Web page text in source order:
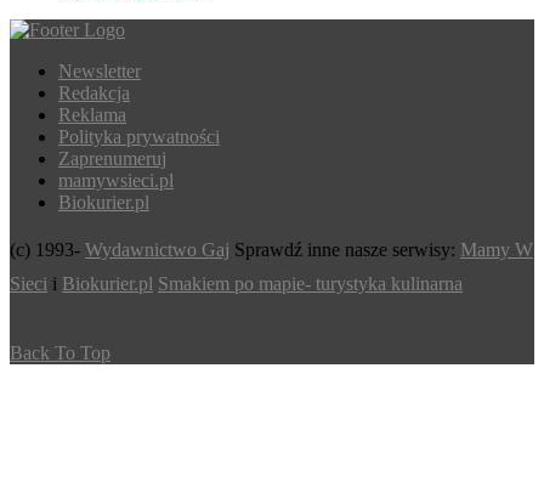
Newsletter
Redakcja
Reklama
Polityka prywatności
Zaprenumeruj
mamywsieci.pl
Biokurier.pl
(c) 1993- Wydawnictwo Gaj Sprawdź inne nasze serwisy: Mamy W
Sieci i Biokurier.pl Smakiem po mapie- turystyka kulinarna
Back To Top